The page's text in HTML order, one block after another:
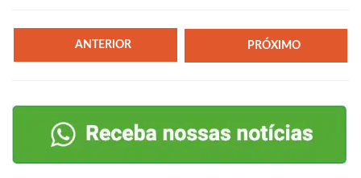
ANTERIOR PRÓXIMO